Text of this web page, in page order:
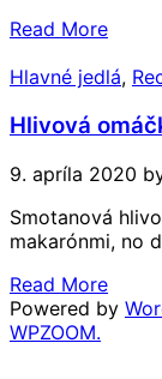
Read More
Hlavné jedlá,
Hlivová
9. apríla 2020
Smotanová
makarónmi, no
Read More
Powered by
WPZOOM.